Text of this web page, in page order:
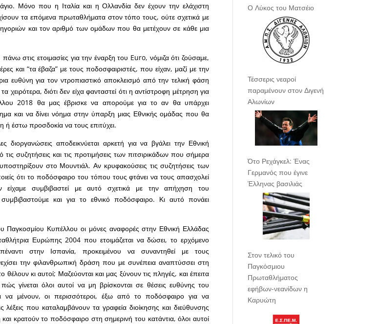
Μόνο που η Ιταλία και η Ολλανδία δεν έχουν την ελάχιστη
τα επόμενα πρωταθλήματα στον τόπο τους, ούτε σχετικά με
και τον αριθμό των ομάδων που θα μετέχουν σε κάθε μια
στις ετοιμασίες για την έναρξη του Euro, νόμιζα ότι ζούσαμε,
και “τα έβαζα” με τους ποδοσφαιριστές, που είχαν, μαζί με την
ευθύνη για τον ντροπιαστικό αποκλεισμό από την τελική φάση
χειρότερα, διότι δεν είχα φανταστεί ότι η αντίστροφη μέτρηση για
2018 θα μας έβρισκε να απορούμε για το αν θα υπάρχει
και να δίνει νόημα στην ύπαρξη μιας Εθνικής ομάδας που θα
ή έστω προσδοκία να τους επιτύχει.
διοργανώσεις αποδεικνύεται αρκετή για να βγάλει την Εθνική
συζητήσεις και τις προτιμήσεις των πιτσιρικάδων που σήμερα
στο Μουντιάλ. Αν κρυφακούσεις τις συζητήσεις των
ότι το ποδόσφαιρο του τόπου τους φτάνει να τους απασχολεί
συμβιβαστεί με αυτό σχετικά με την απήχηση του
και για το εθνικό ποδόσφαιρο. Κι αυτό πονάει
Παγκοσμίου Κυπέλλου οι μόνες αναφορές στην Εθνική Ελλάδας
Ευρώπης 2004 που ετοιμάζεται να δώσει, το ερχόμενο
στην Ισπανία, προκειμένου να συναντηθεί με τους
την φιλανθρωπική δράση που με συνέπεια αναπτύσσει στη
θέλουν κι αυτοί; Μαζεύονται και μας ξύνουν τις πληγές, και έπειτα
γίνεται όλοι αυτοί να μη βρίσκονται σε θέσεις ευθύνης του
να μένουν, οι περισσότεροι, έξω από το ποδόσφαιρο για να
που καταλαμβάνουν τα γραφεία διοίκησης και διεύθυνσης
κρατούν το ποδόσφαιρο στη σημερινή του κατάντια, όλοι αυτοί
Ο Λύκος του Ματσέιο
Τέσσερις νεαροί
παραμένουν στον Διγενή
Αλωνίων
Ότο Ρεχάγκελ: Ένας
Γερμανός που έγινε
Έλληνας βασιλιάς
Στον τελικό του
Παγκόσμιου
Πρωταθλήματος
εφήβων-νεανίδων η
Καρυώτη